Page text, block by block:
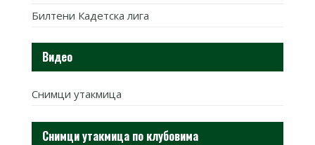
Билтени Кадетска лига
Видео
Снимци утакмица
Снимци утакмица по клубовима